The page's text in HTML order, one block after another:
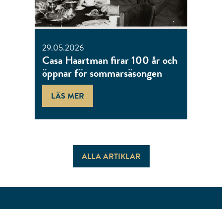
29.05.2026
Casa Haartman firar 100 år och
öppnar för sommarsäsongen
LÄS MER
ALLA ARTIKLAR